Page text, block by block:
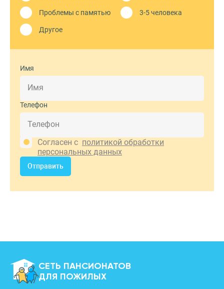
Проблемы с памятью
Другое
3-5 человека
Имя
Телефон
Согласен с политикой обработки
персональных данных
Отправить
СЕТЬ ПАНСИОНАТОВ
ДЛЯ ПОЖИЛЫХ